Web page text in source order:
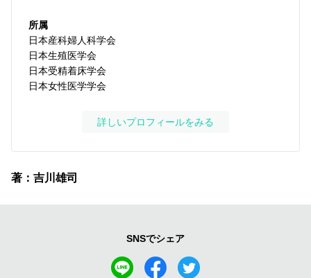
所属
日本産科婦人科学会
日本生殖医学会
日本受精着床学会
日本女性医学学会
詳しいプロフィールをみる
著：吉川雄司
SNSでシェア